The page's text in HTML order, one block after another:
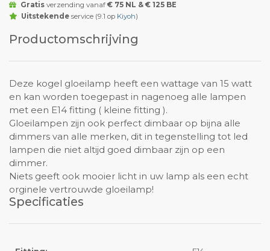
Gratisverzending vanaf € 75 NL & € 125 BE
Uitstekendeservice (9.1 op Kiyoh)
Productomschrijving
Deze kogel gloeilamp heeft een wattage van 15 watt
en kan worden toegepast in nagenoeg alle lampen
met een E14 fitting ( kleine fitting ).
Gloeilampen zijn ook perfect dimbaar op bijna alle
dimmers van alle merken, dit in tegenstelling tot led
lampen die niet altijd goed dimbaar zijn op een
dimmer.
Niets geeft ook mooier licht in uw lamp als een echt
orginele vertrouwde gloeilamp!
Specificaties